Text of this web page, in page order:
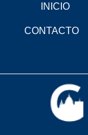
INICIO
CONTACTO